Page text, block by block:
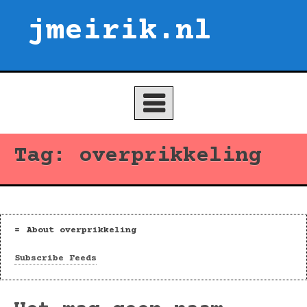
contentjmeirik.nl
Tag: overprikkeling
About overprikkeling
Subscribe Feeds